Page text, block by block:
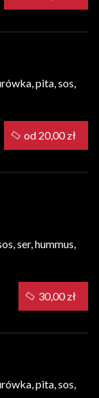
pita, sos,
ser, hummus,
pita, sos,